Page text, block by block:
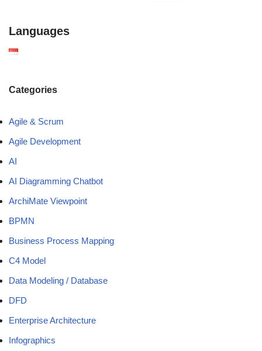
Languages
Categories
Agile & Scrum
Agile Development
AI
AI Diagramming Chatbot
ArchiMate Viewpoint
BPMN
Business Process Mapping
C4 Model
Data Modeling / Database
DFD
Enterprise Architecture
Infographics